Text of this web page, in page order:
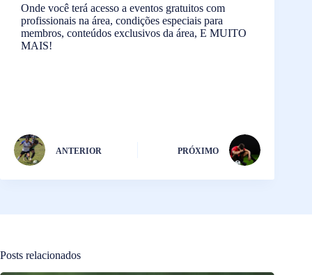
Onde você terá acesso a eventos gratuitos com
profissionais na área, condições especiais para
membros, conteúdos exclusivos da área, E MUITO
MAIS!
ANTERIOR PRÓXIMO
Posts relacionados